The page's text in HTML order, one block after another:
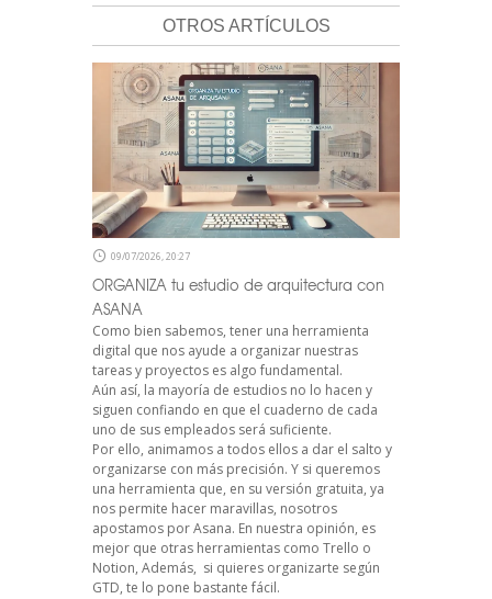
OTROS ARTÍCULOS
09/07/2026, 20:27
ORGANIZA tu estudio de arquitectura con
ASANA
Como bien sabemos, tener una herramienta
digital que nos ayude a organizar nuestras
tareas y proyectos es algo fundamental.
Aún así, la mayoría de estudios no lo hacen y
siguen confiando en que el cuaderno de cada
uno de sus empleados será suficiente.
Por ello, animamos a todos ellos a dar el salto y
organizarse con más precisión. Y si queremos
una herramienta que, en su versión gratuita, ya
nos permite hacer maravillas, nosotros
apostamos por Asana. En nuestra opinión, es
mejor que otras herramientas como Trello o
Notion, Además, si quieres organizarte según
GTD, te lo pone bastante fácil.